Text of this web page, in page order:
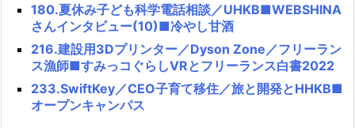
180.夏休み子ども科学電話相談／UHKB■WEBSHINA
さんインタビュー(10)■冷やし甘酒
216.建設用3Dプリンター／Dyson Zone／フリーラン
ス漁師■すみっコぐらしVRとフリーランス白書2022
233.SwiftKey／CEO子育て移住／旅と開発とHHKB■
オープンキャンパス